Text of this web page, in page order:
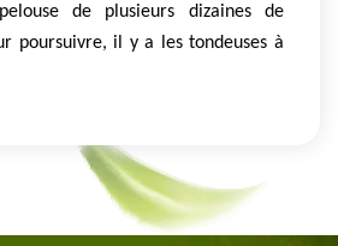
de plusieurs dizaines de
poursuivre, il y a les tondeuses à